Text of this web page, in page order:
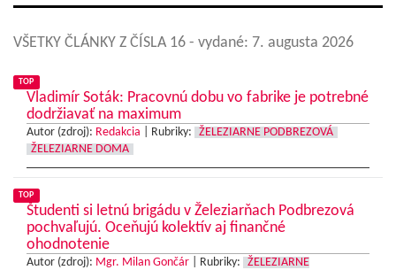
VŠETKY ČLÁNKY Z ČÍSLA 16 - vydané: 7. augusta 2026
TOP
Vladimír Soták: Pracovnú dobu vo fabrike je potrebné
dodržiavať na maximum
Autor (zdroj): Redakcia Rubriky:
ŽELEZIARNE PODBREZOVÁ
ŽELEZIARNE DOMA
TOP
Študenti si letnú brigádu v Železiarňach Podbrezová
pochvaľujú. Oceňujú kolektív aj finančné
ohodnotenie
Autor (zdroj): Mgr. Milan Gončár Rubriky:
ŽELEZIARNE